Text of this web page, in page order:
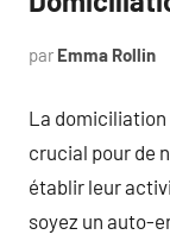
par Emma Rollin
La domiciliation
crucial pour de
établir leur
soyez un auto-